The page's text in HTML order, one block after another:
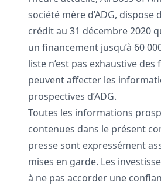
société mère d’ADG, dispose
crédit au 31 décembre 2020
un financement jusqu’à 60
liste n’est pas exhaustive des
peuvent affecter les
prospectives d’ADG.
Toutes les informations
contenues dans le présent
presse sont expressément
mises en garde. Les
à ne pas accorder une